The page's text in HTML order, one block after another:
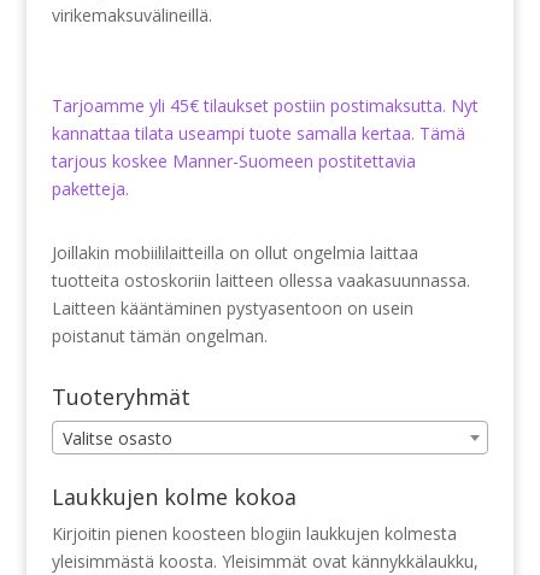
virikemaksuvälineillä.
Tarjoamme yli 45€ tilaukset postiin postimaksutta. Nyt
kannattaa tilata useampi tuote samalla kertaa. Tämä
tarjous koskee Manner-Suomeen postitettavia
paketteja.
Joillakin mobiililaitteilla on ollut ongelmia laittaa
tuotteita ostoskoriin laitteen ollessa vaakasuunnassa.
Laitteen kääntäminen pystyasentoon on usein
poistanut tämän ongelman.
Tuoteryhmät
Valitse osasto
Laukkujen kolme kokoa
Kirjoitin pienen koosteen blogiin laukkujen kolmesta
yleisimmästä koosta. Yleisimmät ovat kännykkälaukku,